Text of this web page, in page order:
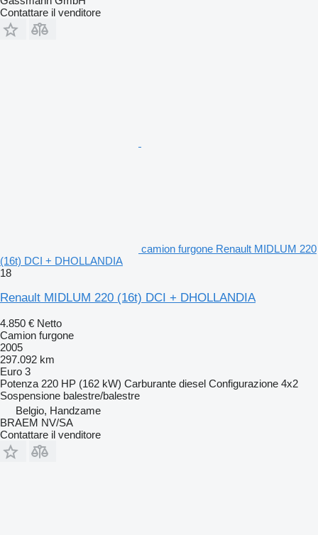
Contattare il venditore
camion furgone Renault MIDLUM 220
(16t) DCI + DHOLLANDIA
18
Renault MIDLUM 220 (16t) DCI + DHOLLANDIA
4.850 € Netto
Camion furgone
2005
297.092 km
Euro 3
Potenza 220 HP (162 kW) Carburante diesel Configurazione 4x2
Sospensione balestre/balestre
Belgio, Handzame
BRAEM NV/SA
Contattare il venditore